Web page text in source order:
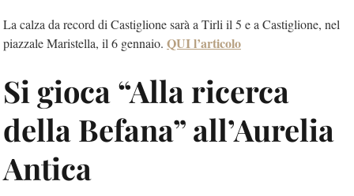
La calza da record di Castiglione sarà a Tirli il 5 e a Castiglione, nel
piazzale Maristella, il 6 gennaio. QUI l’articolo
Si gioca “Alla ricerca
della Befana” all’Aurelia
Antica